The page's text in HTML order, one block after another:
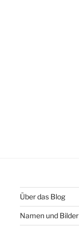
Über das Blog
Namen und Bilder